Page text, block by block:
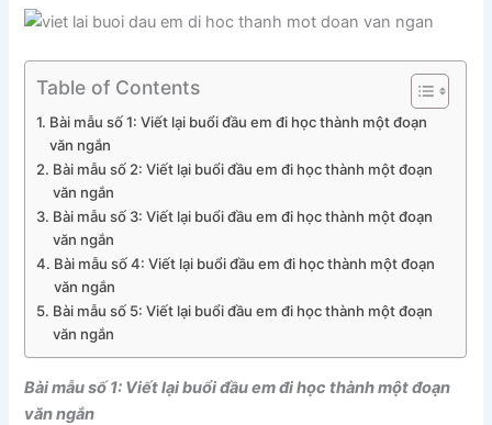
Table of Contents
Bài mẫu số 1: Viết lại buổi đầu em đi học thành một đoạn
văn ngắn
Bài mẫu số 2: Viết lại buổi đầu em đi học thành một đoạn
văn ngắn
Bài mẫu số 3: Viết lại buổi đầu em đi học thành một đoạn
văn ngắn
Bài mẫu số 4: Viết lại buổi đầu em đi học thành một đoạn
văn ngắn
Bài mẫu số 5: Viết lại buổi đầu em đi học thành một đoạn
văn ngắn
Bài mẫu số 1: Viết lại buổi đầu em đi học thành một đoạn
văn ngắn